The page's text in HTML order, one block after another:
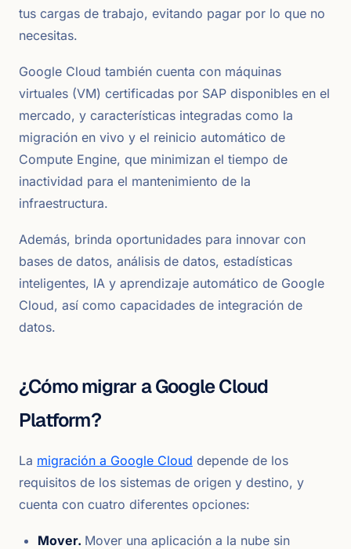
tus cargas de trabajo, evitando pagar por lo que no
necesitas.
Google Cloud también cuenta con máquinas
virtuales (VM) certificadas por SAP disponibles en el
mercado, y características integradas como la
migración en vivo y el reinicio automático de
Compute Engine, que minimizan el tiempo de
inactividad para el mantenimiento de la
infraestructura.
Además, brinda oportunidades para innovar con
bases de datos, análisis de datos, estadísticas
inteligentes, IA y aprendizaje automático de Google
Cloud, así como capacidades de integración de
datos.
¿Cómo migrar a Google Cloud
Platform?
La migración a Google Cloud depende de los
requisitos de los sistemas de origen y destino, y
cuenta con cuatro diferentes opciones:
Mover. Mover una aplicación a la nube sin